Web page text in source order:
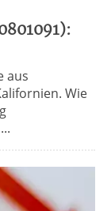
aus
Wie